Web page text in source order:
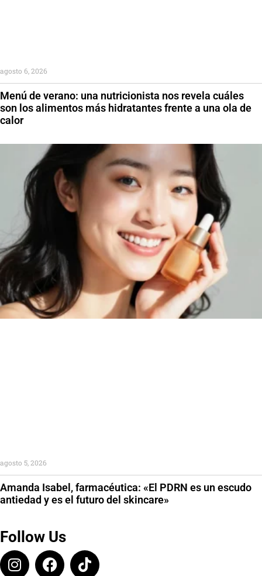
Menú de verano: una nutricionista nos revela cuáles
son los alimentos más hidratantes frente a una ola de
calor
agosto 6, 2026
Amanda Isabel, farmacéutica: «El PDRN es un escudo
antiedad y es el futuro del skincare»
agosto 5, 2026
Follow Us